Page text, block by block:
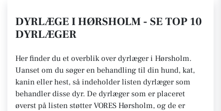
DYRLÆGE I HØRSHOLM - SE TOP 10
DYRLÆGER
Her finder du et overblik over dyrlæger i Hørsholm.
Uanset om du søger en behandling til din hund, kat,
kanin eller hest, så indeholder listen dyrlæger som
behandler disse dyr. De dyrlæger som er placeret
øverst på listen støtter VORES Hørsholm, og de er